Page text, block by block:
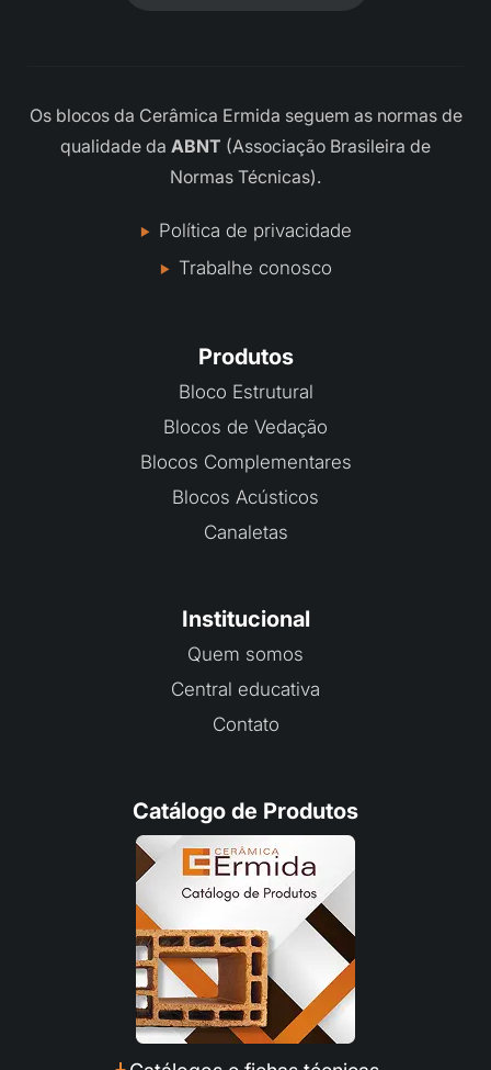
Fale com a Ceramica Ermida
Preencha seus dados e converse com a
Os blocos da Cerâmica Ermida seguem as normas de
qualidade da ABNT (Associação Brasileira de
Normas Técnicas).
Política de privacidade
Trabalhe conosco
Produtos
Bloco Estrutural
Blocos de Vedação
Blocos Complementares
Blocos Acústicos
Canaletas
Institucional
Quem somos
Central educativa
Contato
Catálogo de Produtos